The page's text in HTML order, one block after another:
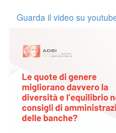
Guarda il video su